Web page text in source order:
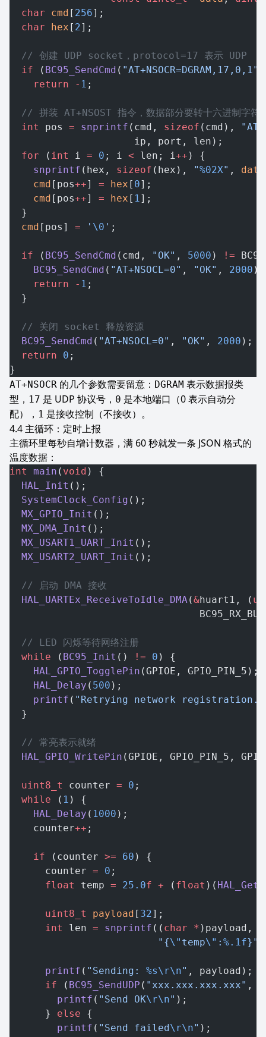
  char
cmd [ 256];
  char
hex [ 2];
  // 创建 UDP socket，protocol=17 表示 UDP
  if
( BC95_SendCmd ( "AT+NSOCR=DGRAM,17,0,1"
    return
- 1 ;
// 拼装 AT+NSOST 指令，数据部分要转十六进制字符
  int
pos = snprintf (cmd, sizeof (cmd),
                     ip, port, len);
  for
( int i = 0 ; i < len; i++ ) {
    snprintf
(hex, sizeof (hex), "%02X" , data
    cmd
[pos++] = hex [ 0];
    cmd
[pos++] = hex [ 1];
  }
  cmd
[pos] = ' \0 ' ;
  if
( BC95_SendCmd (cmd, "OK" , 5000 ) !=
    BC95_SendCmd
( "AT+NSOCL=0" , "OK" , 2000 );
    return
- 1 ;
  }
  // 关闭 socket 释放资源
  BC95_SendCmd
( "AT+NSOCL=0" , "OK" , 2000 );
  return
0 ;
}
AT+NSOCR 的几个参数需要留意： DGRAM 表示数据报类
型， 17 是 UDP 协议号， 0 是本地端口（0 表示自动分
配）， 1 是接收控制（不接收）。
主循环：定时上报
主循环里每秒自增计数器，满 60 秒就发一条 JSON 格式的
温度数据：
int main ( void ) {
  HAL_Init
();
  SystemClock_Config
();
  MX_GPIO_Init
();
  MX_DMA_Init
();
  MX_USART1_UART_Init
();
  MX_USART2_UART_Init
();
  // 启动 DMA 接收
  HAL_UARTEx_ReceiveToIdle_DMA
(&huart1, (
  // LED 闪烁等待网络注册
  while
( BC95_Init () != 0 ) {
    HAL_GPIO_TogglePin
(GPIOE, GPIO_PIN_5);
    HAL_Delay
( 500 );
    printf
( "Retrying network
  }
  // 常亮表示就绪
  HAL_GPIO_WritePin
(GPIOE, GPIO_PIN_5,
  uint8_t
counter = 0 ;
  while
( 1 ) {
    HAL_Delay
( 1000 );
    counter
++ ;
    if
(counter >= 60 ) {
      counter
= 0 ;
      float
temp = 25.0f + ( float )(
      uint8_t
payload [ 32];
      int
len = snprintf (( char * )payload,
                         "{
\" temp\" : %.1f}"
      printf
( "Sending: %s\r\n" , payload);
      if
( BC95_SendUDP ( "xxx.xxx.xxx.xxx" ,
        printf
( "Send OK\r\n" );
      }
else {
        printf
( "Send failed\r\n" );